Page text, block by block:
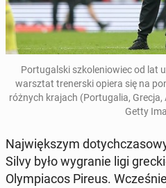
Por­tu­gal­ski szko­le­nio­wiec od lat
warsz­tat tre­ner­ski opiera się na
różnych krajach (Por­tu­ga­lia, Grecja,
Getty
Naj­więk­szym
Silvy było wy­gra­nie ligi
Olym­pia­cos Pireus.